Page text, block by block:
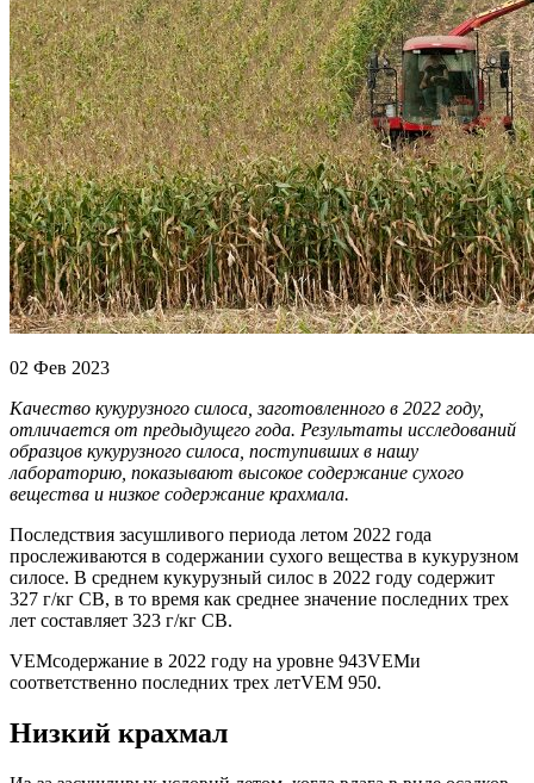
02 Фев 2023
Качество кукурузного силоса, заготовленного в 2022 году,
отличается от предыдущего года. Результаты исследований
образцов кукурузного силоса, поступивших в нашу
лабораторию, показывают высокое содержание сухого
вещества и низкое содержание крахмала.
Последствия засушливого периода летом 2022 года
прослеживаются в содержании сухого вещества в кукурузном
силосе. В среднем кукурузный силос в 2022 году содержит
327 г/кг СВ, в то время как среднее значение последних трех
лет составляет 323 г/кг СВ.
VEMсодержание в 2022 году на уровне 943VEMи
соответственно последних трех летVEM 950.
Низкий крахмал